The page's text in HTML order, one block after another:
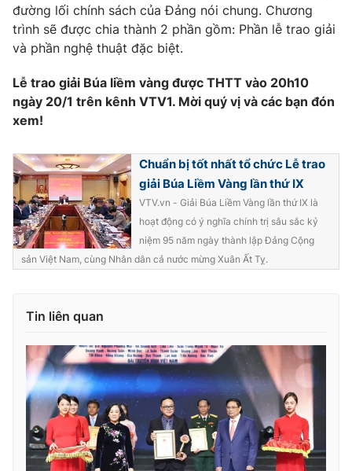
VTV4 Vươn mình bằng AI
Liên hệ tòa soạn English
THỜI BÁO VTV
Theo dõi báo trên
Cơ quan chủ quản:
Giấy phép hoạt động báo in và báo điện tử số 483/GP-BTTTT
cấp ngày 29/12/2023
Tổng Biên tập:Vũ Thanh Thủy
Phó Tổng Biên tập:Nguyễn Thị Mỹ Hạnh, Phạm Quốc Thắng,
Nguyễn Trọng Ninh
Tổng đài VTV:024.38 355 931 - 024.38 355 932
đường lối chính sách của Đảng nói chung. Chương
trình sẽ được chia thành 2 phần gồm: Phần lễ trao giải
và phần nghệ thuật đặc biệt.
Lễ trao giải Búa liềm vàng được THTT vào 20h10
ngày 20/1 trên kênh VTV1. Mời quý vị và các bạn đón
xem!
Chuẩn bị tốt nhất tổ chức Lễ trao
giải Búa Liềm Vàng lần thứ IX
VTV.vn - Giải Búa Liềm Vàng lần thứ IX là
hoạt động có ý nghĩa chính trị sâu sắc kỷ
niệm 95 năm ngày thành lập Đảng Cộng
sản Việt Nam, cùng Nhân dân cả nước mừng Xuân Ất Tỵ.
Tin liên quan